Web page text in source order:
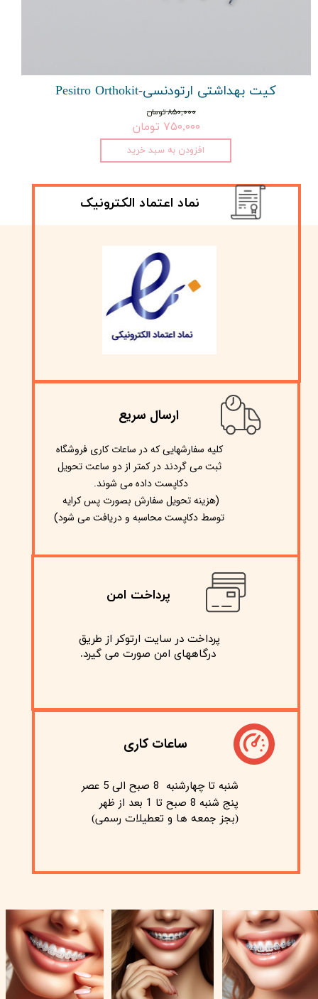
کیت بهداشتی ارتودنسی-Pesitro Orthokit
۸۵۰,۰۰۰ تومان
۷۵۰,۰۰۰ تومان
افزودن به سبد خرید
ارسال سریع
​کلیه سفارشهایی که در ساعات کاری فروشگاه
ثبت می گردند در کمتر از دو ساعت تحویل
دکاپست داده می شوند.
(هزینه تحویل سفارش بصورت پس کرایه
توسط دکاپست محاسبه و دریافت می شود)
پرداخت در سایت ارتوکر از طریق
​​​​​​​ درگاههای امن صورت می گیرد.
پرداخت امن
نماد اعتماد الکترونیک
ساعات کاری
شنبه تا چهارشنبه 8 صبح الی 5 عصر
پنج شنبه 8 صبح تا 1 بعد از ظهر
(بجز جمعه ها و تعطیلات رسمی)